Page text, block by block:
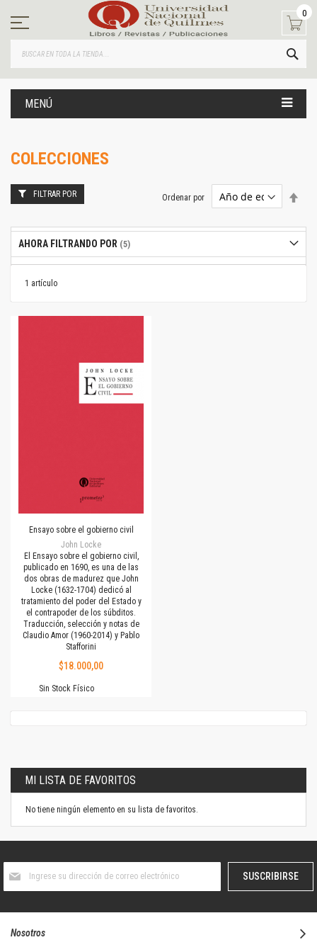
contenido
0
MENÚ
COLECCIONES
1 artículo
Ordenar por
Ensayo sobre el gobierno civil
John Locke
El Ensayo sobre el gobierno civil,
publicado en 1690, es una de las
dos obras de madurez que John
Locke (1632-1704) dedicó al
tratamiento del poder del Estado y
el contrapoder de los súbditos.
Traducción, selección y notas de
Claudio Amor (1960-2014) y Pablo
Stafforini
$18.000,00
Sin Stock Físico
FILTRAR POR
AHORA FILTRANDO POR
MI LISTA DE FAVORITOS
No tiene ningún elemento en su lista de favoritos.
boletín
SUSCRIBIRSE
Nosotros